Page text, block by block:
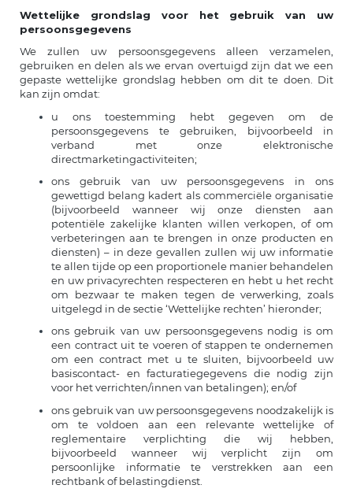
Wettelijke grondslag voor het gebruik van uw
persoonsgegevens
We zullen uw persoonsgegevens alleen verzamelen,
gebruiken en delen als we ervan overtuigd zijn dat we een
gepaste wettelijke grondslag hebben om dit te doen. Dit
kan zijn omdat:
u ons toestemming hebt gegeven om de
persoonsgegevens te gebruiken, bijvoorbeeld in
verband met onze elektronische
directmarketingactiviteiten;
ons gebruik van uw persoonsgegevens in ons
gewettigd belang kadert als commerciële organisatie
(bijvoorbeeld wanneer wij onze diensten aan
potentiële zakelijke klanten willen verkopen, of om
verbeteringen aan te brengen in onze producten en
diensten) – in deze gevallen zullen wij uw informatie
te allen tijde op een proportionele manier behandelen
en uw privacyrechten respecteren en hebt u het recht
om bezwaar te maken tegen de verwerking, zoals
uitgelegd in de sectie ‘Wettelijke rechten’ hieronder;
ons gebruik van uw persoonsgegevens nodig is om
een contract uit te voeren of stappen te ondernemen
om een contract met u te sluiten, bijvoorbeeld uw
basiscontact- en facturatiegegevens die nodig zijn
voor het verrichten/innen van betalingen); en/of
ons gebruik van uw persoonsgegevens noodzakelijk is
om te voldoen aan een relevante wettelijke of
reglementaire verplichting die wij hebben,
bijvoorbeeld wanneer wij verplicht zijn om
persoonlijke informatie te verstrekken aan een
rechtbank of belastingdienst.